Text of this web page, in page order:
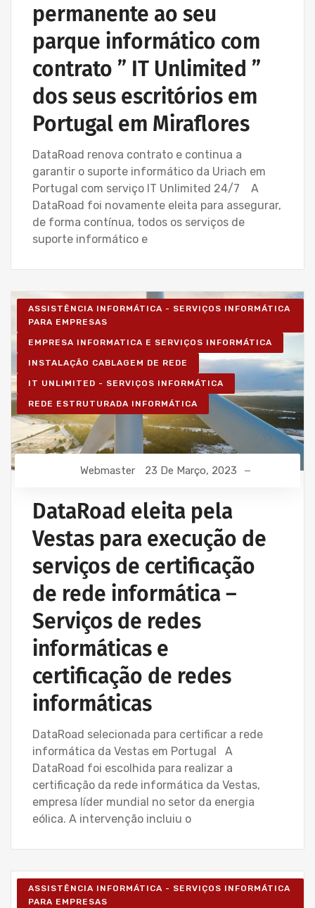
permanente ao seu
parque informático com
contrato ” IT Unlimited ”
dos seus escritórios em
Portugal em Miraflores
DataRoad renova contrato e continua a
garantir o suporte informático da Uriach em
Portugal com serviço IT Unlimited 24/7 A
DataRoad foi novamente eleita para assegurar,
de forma contínua, todos os serviços de
suporte informático e
ASSISTÊNCIA INFORMÁTICA - SERVIÇOS INFORMÁTICA
PARA EMPRESAS
EMPRESA INFORMATICA E SERVIÇOS INFORMÁTICA
INSTALAÇÃO CABLAGEM DE REDE
IT UNLIMITED - SERVIÇOS INFORMÁTICA
REDE ESTRUTURADA INFORMÁTICA
Webmaster 23 De Março, 2023
DataRoad eleita pela
Vestas para execução de
serviços de certificação
de rede informática –
Serviços de redes
informáticas e
certificação de redes
informáticas
DataRoad selecionada para certificar a rede
informática da Vestas em Portugal A
DataRoad foi escolhida para realizar a
certificação da rede informática da Vestas,
empresa líder mundial no setor da energia
eólica. A intervenção incluiu o
ASSISTÊNCIA INFORMÁTICA - SERVIÇOS INFORMÁTICA
PARA EMPRESAS